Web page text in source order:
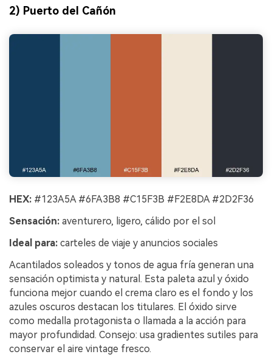
2) Puerto del Cañón
HEX: #123A5A #6FA3B8 #C15F3B #F2E8DA #2D2F36
Sensación: aventurero, ligero, cálido por el sol
Ideal para: carteles de viaje y anuncios sociales
Acantilados soleados y tonos de agua fría generan una
sensación optimista y natural. Esta paleta azul y óxido
funciona mejor cuando el crema claro es el fondo y los
azules oscuros destacan los titulares. El óxido sirve
como medalla protagonista o llamada a la acción para
mayor profundidad. Consejo: usa gradientes sutiles para
conservar el aire vintage fresco.